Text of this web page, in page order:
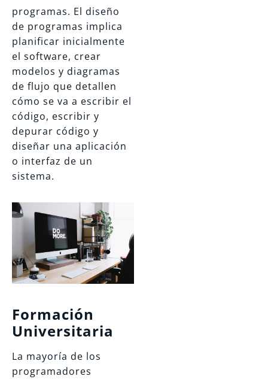
programas. El diseño
de programas implica
planificar inicialmente
el software, crear
modelos y diagramas
de flujo que detallen
cómo se va a escribir el
código, escribir y
depurar código y
diseñar una aplicación
o interfaz de un
sistema.
Formación
Universitaria
La mayoría de los
programadores